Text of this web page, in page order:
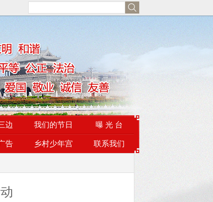
边 我们的节日 曝 光 台
告 乡村少年宫 联系我们